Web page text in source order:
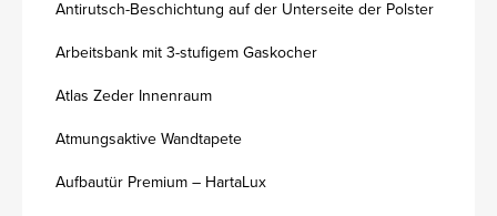
Antirutsch-Beschichtung auf der Unterseite der Polster
Arbeitsbank mit 3-stufigem Gaskocher
Atlas Zeder Innenraum
Atmungsaktive Wandtapete
Aufbautür Premium – HartaLux